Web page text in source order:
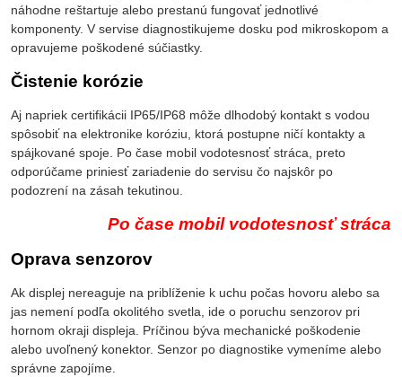
náhodne reštartuje alebo prestanú fungovať jednotlivé
komponenty. V servise diagnostikujeme dosku pod mikroskopom a
opravujeme poškodené súčiastky.
Čistenie korózie
Aj napriek certifikácii IP65/IP68 môže dlhodobý kontakt s vodou
spôsobiť na elektronike koróziu, ktorá postupne ničí kontakty a
spájkované spoje. Po čase mobil vodotesnosť stráca, preto
odporúčame priniesť zariadenie do servisu čo najskôr po
podozrení na zásah tekutinou.
Po čase mobil vodotesnosť stráca
Oprava senzorov
Ak displej nereaguje na priblíženie k uchu počas hovoru alebo sa
jas nemení podľa okolitého svetla, ide o poruchu senzorov pri
hornom okraji displeja. Príčinou býva mechanické poškodenie
alebo uvoľnený konektor. Senzor po diagnostike vymeníme alebo
správne zapojíme.